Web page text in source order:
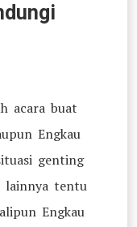
acara buat
Engkau
genting
lainnya tentu
Engkau